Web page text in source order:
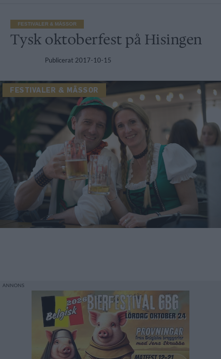
FESTIVALER & MÄSSOR
Tysk oktoberfest på Hisingen
Publicerat 2017-10-15
FESTIVALER & MÄSSOR